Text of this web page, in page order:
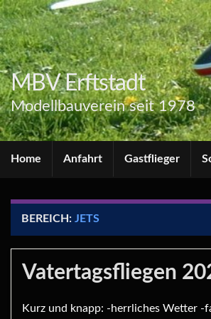
MBV Erftstadt
Modellbauverein seit 1978
Home Anfahrt Gastflieger
BEREICH: JETS
Vatertagsfliegen
Kurz und knapp: -herrliches Wetter